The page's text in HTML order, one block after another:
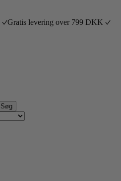
Gratis levering over 799 DKK